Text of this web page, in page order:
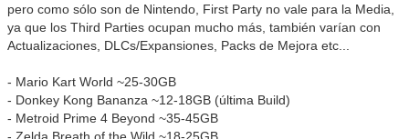
pero como sólo son de Nintendo, First Party no vale para la Media,
ya que los Third Parties ocupan mucho más, también varían con
Actualizaciones, DLCs/Expansiones, Packs de Mejora etc...
- Mario Kart World ~25-30GB
- Donkey Kong Bananza ~12-18GB (última Build)
- Metroid Prime 4 Beyond ~35-45GB